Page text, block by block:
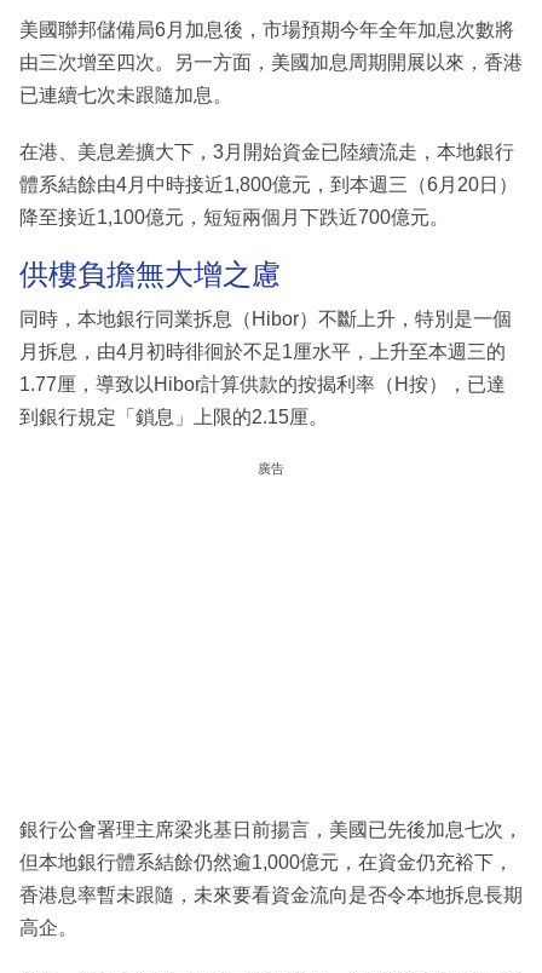
美國聯邦儲備局6月加息後，市場預期今年全年加息次數將
由三次增至四次。另一方面，美國加息周期開展以來，香港
已連續七次未跟隨加息。
在港、美息差擴大下，3月開始資金已陸續流走，本地銀行
體系結餘由4月中時接近1,800億元，到本週三（6月20日）
降至接近1,100億元，短短兩個月下跌近700億元。
供樓負擔無大增之慮
同時，本地銀行同業拆息（Hibor）不斷上升，特別是一個
月拆息，由4月初時徘徊於不足1厘水平，上升至本週三的
1.77厘，導致以Hibor計算供款的按揭利率（H按），已達
到銀行規定「鎖息」上限的2.15厘。
廣告
銀行公會署理主席梁兆基日前揚言，美國已先後加息七次，
但本地銀行體系結餘仍然逾1,000億元，在資金仍充裕下，
香港息率暫未跟隨，未來要看資金流向是否令本地拆息長期
高企。